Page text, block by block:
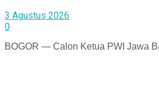
3 Agustus 2026
0
BOGOR — Calon Ketua PWI Jawa